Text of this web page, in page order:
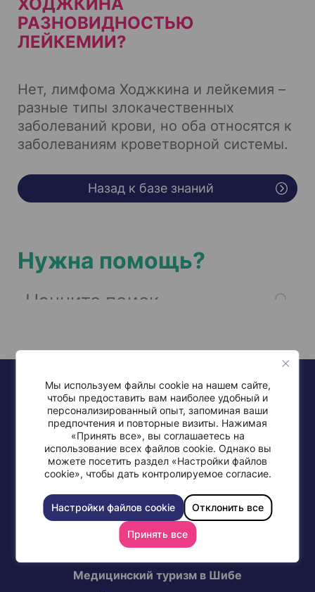
Мы используем файлы cookie на нашем сайте,
чтобы предоставить вам наиболее удобный и
персонализированный опыт, запоминая ваши
предпочтения и повторные визиты. Нажимая
«Принять все», вы соглашаетесь на
использование всех файлов cookie. Однако вы
можете посетить раздел «Настройки файлов
cookie», чтобы дать контролируемое согласие.
Настройки файлов cookie Отклонить все
Принять все
РАЗНОВИДНОСТЬЮ
ЛЕЙКЕМИИ?
Нет, лимфома Ходжкина и лейкемия –
разные типы злокачественных
заболеваний крови, но оба относятся к
заболеваниям кроветворной системы.
Назад к базе знаний
Нужна помощь?
+972-77-997-0568
СВЯЖИТЕСЬ С МЕДИЦИНСКИМ ЦЕНТРОМ ШИБА
Медицинский туризм в Шибе